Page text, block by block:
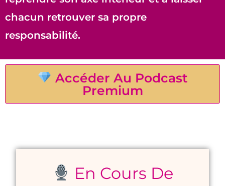
chacun retrouver sa propre
responsabilité.
Accéder Au Podcast
Premium
En Cours De